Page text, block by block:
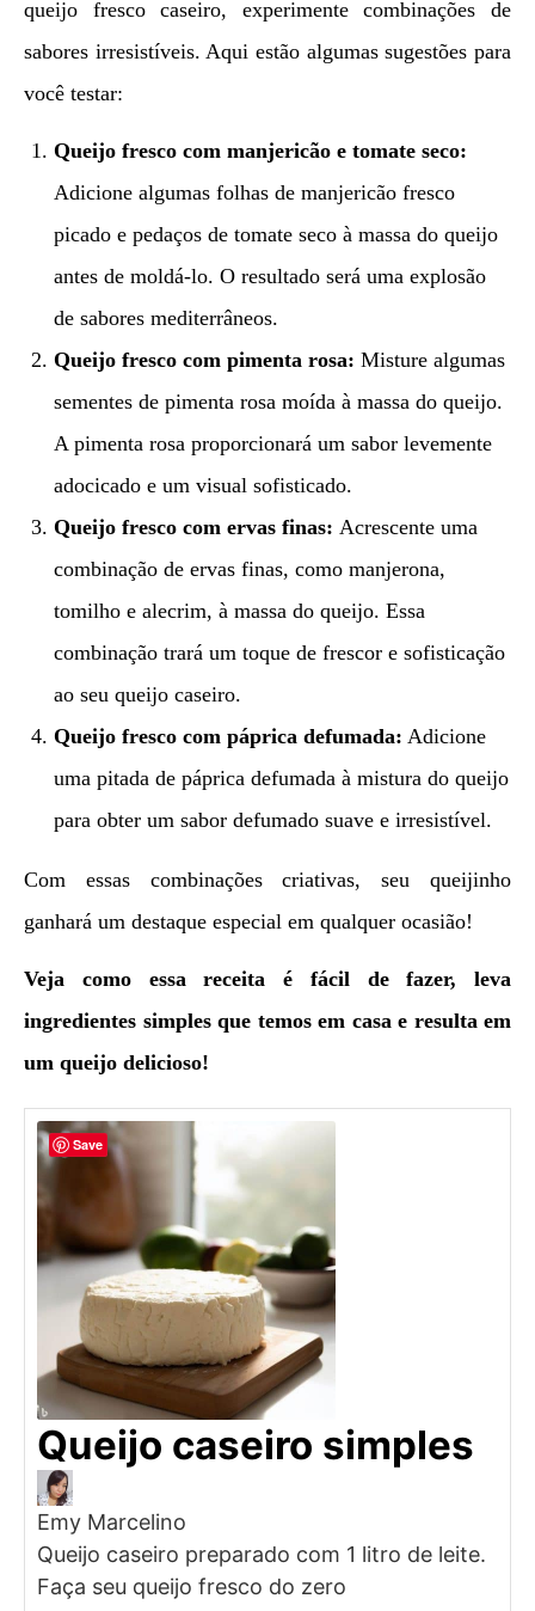
queijo fresco caseiro, experimente combinações de
sabores irresistíveis. Aqui estão algumas sugestões para
você testar:
Queijo fresco com manjericão e tomate seco:
Adicione algumas folhas de manjericão fresco
picado e pedaços de tomate seco à massa do queijo
antes de moldá-lo. O resultado será uma explosão
de sabores mediterrâneos.
Queijo fresco com pimenta rosa: Misture algumas
sementes de pimenta rosa moída à massa do queijo.
A pimenta rosa proporcionará um sabor levemente
adocicado e um visual sofisticado.
Queijo fresco com ervas finas: Acrescente uma
combinação de ervas finas, como manjerona,
tomilho e alecrim, à massa do queijo. Essa
combinação trará um toque de frescor e sofisticação
ao seu queijo caseiro.
Queijo fresco com páprica defumada: Adicione
uma pitada de páprica defumada à mistura do queijo
para obter um sabor defumado suave e irresistível.
Com essas combinações criativas, seu queijinho
ganhará um destaque especial em qualquer ocasião!
Veja como essa receita é fácil de fazer, leva
ingredientes simples que temos em casa e resulta em
um queijo delicioso!
Queijo caseiro simples
Emy Marcelino
Queijo caseiro preparado com 1 litro de leite.
Faça seu queijo fresco do zero
Save